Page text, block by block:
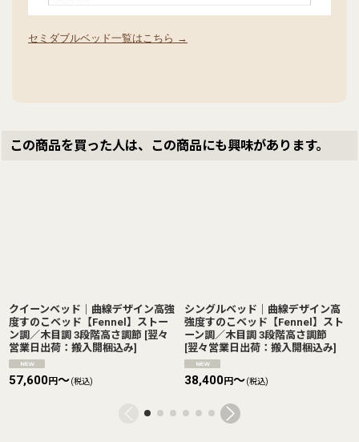
セミダブルベッド一覧はこちら →
この商品を買った人は、この商品にも興味があります。
クイーンベッド｜曲線デザイン高強
度すのこベッド【Fennel】ストー
ン調／木目調 3段階高さ調節 [翌々
営業日出荷：搬入開梱込み]
57,600円～(税込)
シングルベッド｜曲線デザイン高
強度すのこベッド【Fennel】スト
ーン調／木目調 3段階高さ調節
[翌々営業日出荷：搬入開梱込み]
38,400円～(税込)